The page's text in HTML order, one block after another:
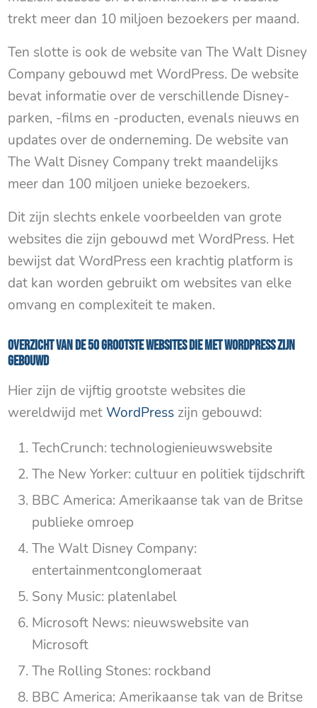
trekt meer dan 10 miljoen bezoekers per maand.
Ten slotte is ook de website van The Walt Disney
Company gebouwd met WordPress. De website
bevat informatie over de verschillende Disney-
parken, -films en -producten, evenals nieuws en
updates over de onderneming. De website van
The Walt Disney Company trekt maandelijks
meer dan 100 miljoen unieke bezoekers.
Dit zijn slechts enkele voorbeelden van grote
websites die zijn gebouwd met WordPress. Het
bewijst dat WordPress een krachtig platform is
dat kan worden gebruikt om websites van elke
omvang en complexiteit te maken.
Overzicht van de 50 grootste websites die met WordPress zijn
gebouwd
Hier zijn de vijftig grootste websites die
wereldwijd metWordPress zijn gebouwd:
TechCrunch: technologienieuwswebsite
The New Yorker: cultuur en politiek tijdschrift
BBC America: Amerikaanse tak van de Britse
publieke omroep
The Walt Disney Company:
entertainmentconglomeraat
Sony Music: platenlabel
Microsoft News: nieuwswebsite van
Microsoft
The Rolling Stones: rockband
BBC America: Amerikaanse tak van de Britse